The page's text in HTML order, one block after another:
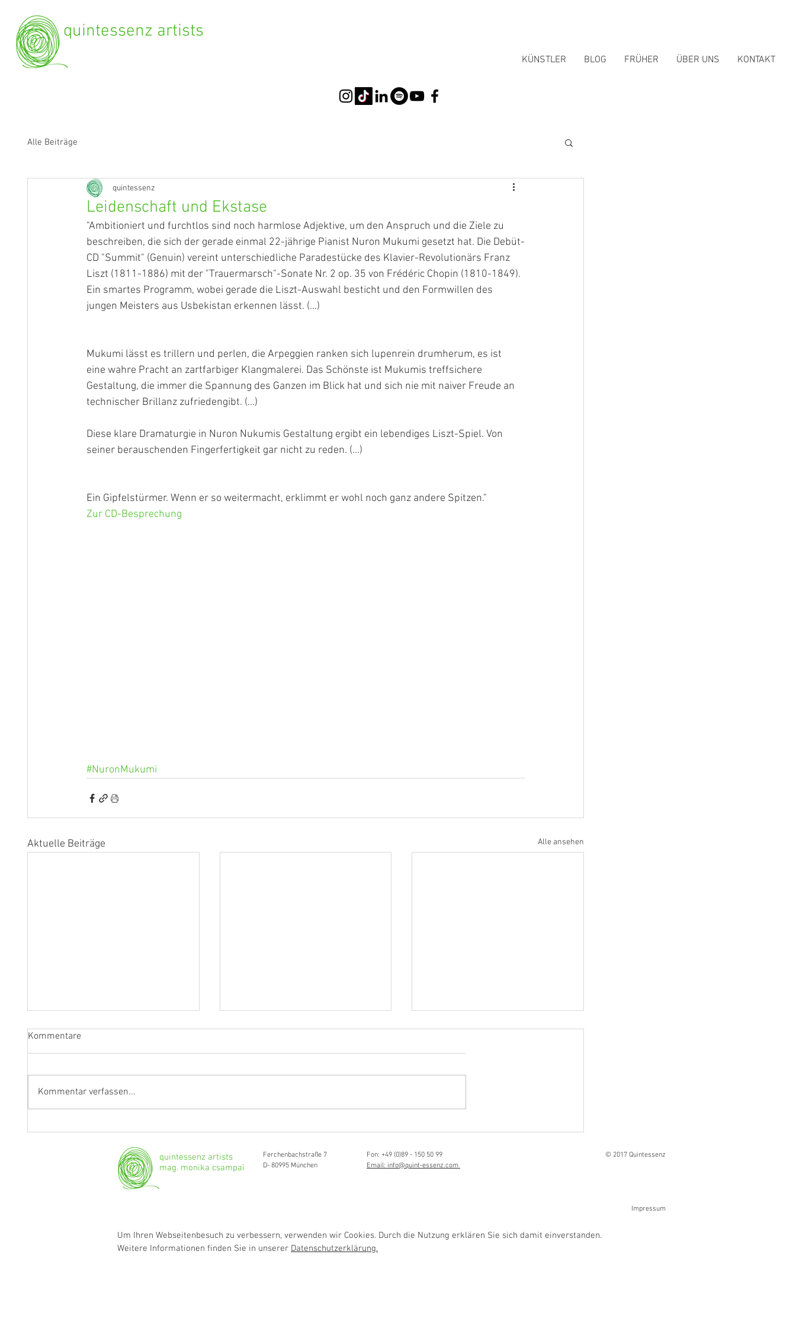
quintessenz artists
KÜNSTLER BLOG FRÜHER ÜBER UNS KONTAKT
Alle Beiträge
Leidenschaft und Ekstase
quintessenz
"Ambitioniert und furchtlos sind noch harmlose Adjektive, um den Anspruch und die Ziele zu
beschreiben, die sich der gerade einmal 22-jährige Pianist Nuron Mukumi gesetzt hat. Die Debüt-
CD "Summit" (Genuin) vereint unterschiedliche Paradestücke des Klavier-Revolutionärs Franz
Liszt (1811-1886) mit der "Trauermarsch"-Sonate Nr. 2 op. 35 von Frédéric Chopin (1810-1849).
Ein smartes Programm, wobei gerade die Liszt-Auswahl besticht und den Formwillen des
jungen Meisters aus Usbekistan erkennen lässt. (...)
Mukumi lässt es trillern und perlen, die Arpeggien ranken sich lupenrein drumherum, es ist
eine wahre Pracht an zartfarbiger Klangmalerei. Das Schönste ist Mukumis treffsichere
Gestaltung, die immer die Spannung des Ganzen im Blick hat und sich nie mit naiver Freude an
technischer Brillanz zufriedengibt. (...)
Diese klare Dramaturgie in Nuron Nukumis Gestaltung ergibt ein lebendiges Liszt-Spiel. Von
seiner berauschenden Fingerfertigkeit gar nicht zu reden. (...)
Ein Gipfelstürmer. Wenn er so weitermacht, erklimmt er wohl noch ganz andere Spitzen."
Zur CD-Besprechung
#NuronMukumi
Aktuelle Beiträge Alle ansehen
Kommentare
Kommentar verfassen...
quintessenz artists
mag. monika csampai
Ferchenbachstraße 7
D- 80995 München
Fon: +49 (0)89 - 150 50 99
Email: info@quint-essenz.com
© 2017 Quintessenz
Impressum
Um Ihren Webseitenbesuch zu verbessern, verwenden wir Cookies. Durch die Nutzung erklären Sie sich damit einverstanden.
Weitere Informationen finden Sie in unserer Datenschutzerklärung.